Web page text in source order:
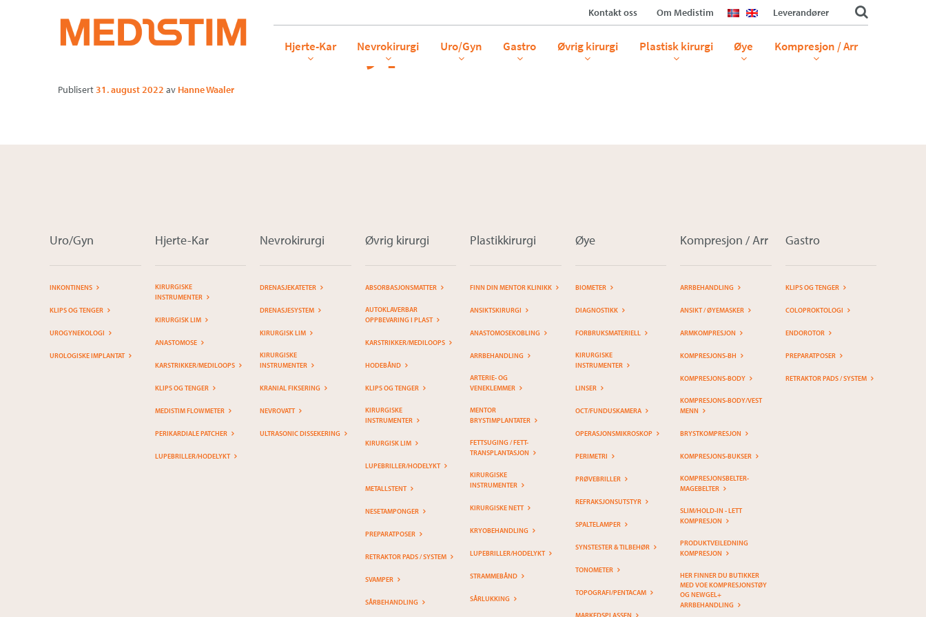
Medistim.no Kontakt oss Om Medistim Leverandører
Hjerte-Kar Nevrokirurgi Uro/Gyn Gastro Øvrig kirurgi Plastisk kirurgi Øye Kompresjon / Arr
i-Stitch_Detail dypetset
Publisert31. august 2022 av Hanne Waaler
Uro/Gyn
INKONTINENS
KLIPS OG TENGER
UROGYNEKOLOGI
UROLOGISKE IMPLANTAT
Hjerte-Kar
KIRURGISKE
INSTRUMENTER
KIRURGISK LIM
ANASTOMOSE
KARSTRIKKER/MEDILOOPS
KLIPS OG TENGER
MEDISTIM FLOWMETER
PERIKARDIALE PATCHER
LUPEBRILLER/HODELYKT
Nevrokirurgi
DRENASJEKATETER
DRENASJESYSTEM
KIRURGISK LIM
KIRURGISKE
INSTRUMENTER
KRANIAL FIKSERING
NEVROVATT
ULTRASONIC DISSEKERING
Øvrig kirurgi
ABSORBASJONSMATTER
AUTOKLAVERBAR
OPPBEVARING I PLAST
KARSTRIKKER/MEDILOOPS
HODEBÅND
KLIPS OG TENGER
KIRURGISKE
INSTRUMENTER
KIRURGISK LIM
LUPEBRILLER/HODELYKT
METALLSTENT
NESETAMPONGER
PREPARATPOSER
RETRAKTOR PADS / SYSTEM
SVAMPER
SÅRBEHANDLING
Plastikkirurgi
FINN DIN MENTOR KLINIKK
ANSIKTSKIRURGI
ANASTOMOSEKOBLING
ARRBEHANDLING
ARTERIE- OG
VENEKLEMMER
MENTOR
BRYSTIMPLANTATER
FETTSUGING / FETT-
TRANSPLANTASJON
KIRURGISKE
INSTRUMENTER
KIRURGISKE NETT
KRYOBEHANDLING
LUPEBRILLER/HODELYKT
STRAMMEBÅND
SÅRLUKKING
Øye
BIOMETER
DIAGNOSTIKK
FORBRUKSMATERIELL
KIRURGISKE
INSTRUMENTER
LINSER
OCT/FUNDUSKAMERA
OPERASJONSMIKROSKOP
PERIMETRI
PRØVEBRILLER
REFRAKSJONSUTSTYR
SPALTELAMPER
SYNSTESTER & TILBEHØR
TONOMETER
TOPOGRAFI/PENTACAM
Kompresjon / Arr
ARRBEHANDLING
ANSIKT / ØYEMASKER
ARMKOMPRESJON
KOMPRESJONS-BH
KOMPRESJONS-BODY
KOMPRESJONS-BODY/VEST
MENN
BRYSTKOMPRESJON
KOMPRESJONS-BUKSER
KOMPRESJONSBELTER-
MAGEBELTER
SLIM/HOLD-IN - LETT
KOMPRESJON
PRODUKTVEILEDNING
KOMPRESJON
HER FINNER DU BUTIKKER
MED VOE KOMPRESJONSTØY
OG NEWGEL+
ARRBEHANDLING
Gastro
KLIPS OG TENGER
COLOPROKTOLOGI
ENDOROTOR
PREPARATPOSER
RETRAKTOR PADS / SYSTEM